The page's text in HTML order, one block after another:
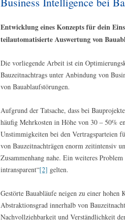
ZIELE
VORSTAND UND
Entwicklung eines Konzepts für dein
teilautomatisierte Auswertung von
Die vorliegende Arbeit ist ein
Bauzeitnachtrags unter Anbindung von
von Bauablaufstörungen.
Aufgrund der Tatsache, dass bei
häufig Mehrkosten in Höhe von 30 – 50%
Unstimmigkeiten bei den Vertragsparteien
von Bauzeitnachträgen enorm zeitintensiv
Zusammenhang nahe. Ein weiteres
intransparent“[2] gelten.
Gestörte Bauabläufe neigen zu einer
Abstraktionsgrad innerhalb von
Nachvollziehbarkeit und Verständlichkeit